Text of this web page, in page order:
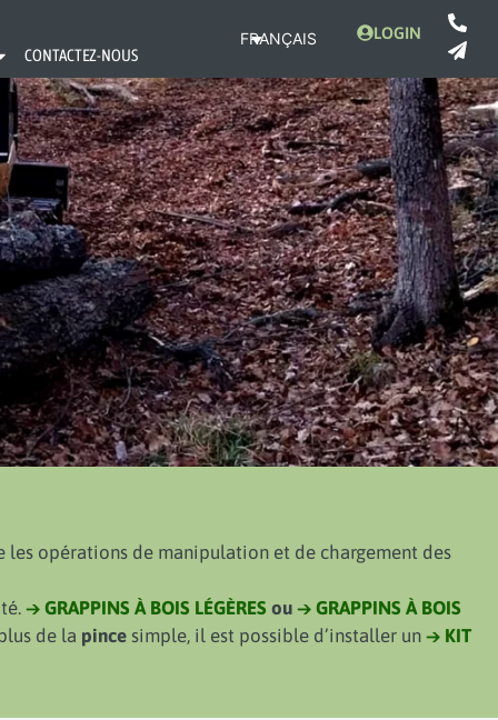
CONTACTEZ-NOUS
FRANÇAIS LOGIN
les opérations de manipulation et de chargement des
→ GRAPPINS À BOIS LÉGÈRES ou → GRAPPINS À BOIS
de la pince simple, il est possible d’installer un → KIT